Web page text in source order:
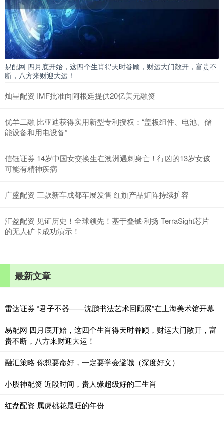
易配网 四月底开始，这四个生肖得天时眷顾，财运大门敞开，富贵不
断，八方来财迎大运！
灿星配资 IMF批准向阿根廷提供20亿美元融资
优羊二融 比亚迪获得实用新型专利授权：“盖板组件、电池、储
能设备和用电设备”
信钰证券 14岁中国女交换生在澳洲遇刺身亡！行凶的13岁女孩
可能有精神疾病
广盛配资 三款新车成都车展发售 红旗产品矩阵持续扩容
汇盈配资 见证历史！全球领先！基于叠铖·利扬 TerraSight芯片
的无人矿卡成功演示！
最新文章
雷达证券 “君子不器——沈鹏书法艺术回顾展”在上海美术馆开幕
易配网 四月底开始，这四个生肖得天时眷顾，财运大门敞开，富
贵不断，八方来财迎大运！
融汇策略 你想要命好，一定要学会避谶（深度好文）
小股神配资 近段时间，贵人缘超级好的三生肖
红盘配资 属虎桃花最旺的年份